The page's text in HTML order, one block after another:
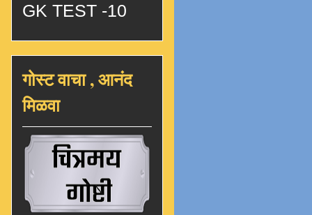
GK TEST -10
गोस्ट वाचा , आनंद
मिळवा